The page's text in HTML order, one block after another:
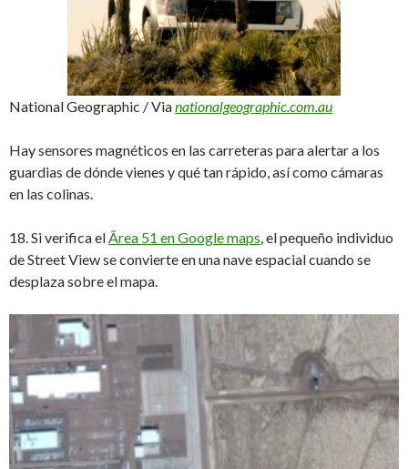
National Geographic / Vianationalgeographic.com.au
Hay sensores magnéticos en las carreteras para alertar a los
guardias de dónde vienes y qué tan rápido, así como cámaras
en las colinas.
18. Si verifica elÃrea 51 en Google maps, el pequeño individuo
de Street View se convierte en una nave espacial cuando se
desplaza sobre el mapa.